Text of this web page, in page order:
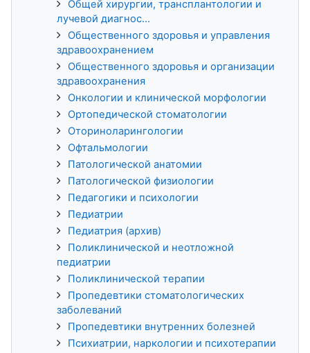
Общей хирургии, трансплантологии и
лучевой диагнос...
Общественного здоровья и управления
здравоохранением
Общественного здоровья и организации
здравоохранения
Онкологии и клинической морфологии
Ортопедической стоматологии
Оториноларингологии
Офтальмологии
Патологической анатомии
Патологической физиологии
Педагогики и психологии
Педиатрии
Педиатрия (архив)
Поликлинической и неотложной
педиатрии
Поликлинической терапии
Пропедевтики стоматологических
заболеваний
Пропедевтики внутренних болезней
Психиатрии, наркологии и психотерапии